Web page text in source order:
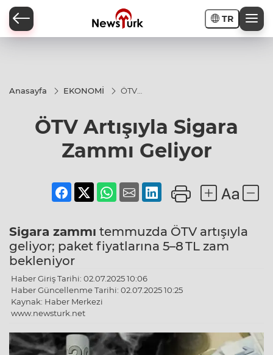
TR
Anasayfa EKONOMİ
ÖTV
Geliyor
ÖTV Artışıyla Sigara
Zammı Geliyor
Sigara zammı temmuzda ÖTV artışıyla
geliyor; paket fiyatlarına 5–8 TL zam
bekleniyor
Haber Giriş Tarihi: 02.07.2025 10:06
Haber Güncellenme Tarihi: 02.07.2025 10:25
Kaynak: Haber Merkezi
www.newsturk.net